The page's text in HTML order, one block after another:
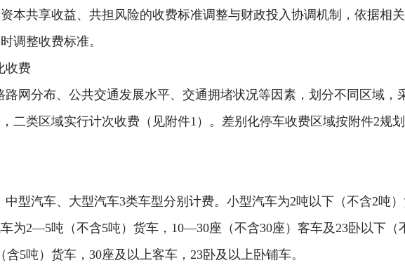
本共享收益、共担风险的收费标准调整与财政投入协调机制，依据相
调整收费标准。
收费
网分布、公共交通发展水平、交通拥堵状况等因素，划分不同区域，
二类区域实行计次收费 （ 见附件1 ） 。差别化停车收费区域按 附件2规划
中型汽车、大型汽车3类车型分别计费。小型汽车为2吨以下 （不含2吨 ）
为2—5吨 （不含5吨 ） 货车， 10—30座 （不含30座 ） 客车及23卧以下 （
（含5吨 ） 货车， 30座及以上客车， 23卧及以上卧铺车。